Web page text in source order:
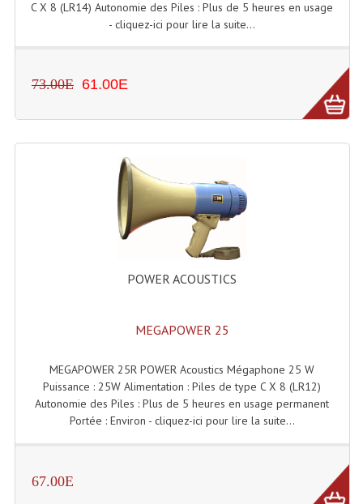
Machines À Brouillard
Machines À Effet Brouillard
Machines À Fumée Lourde
Machines À Mousse, Neige, Liquides
Liquide À Bulles
Liquide À Neige
Liquides À Mousse
C X 8 (LR14) Autonomie des Piles : Plus de 5 heures en usage
- cliquez-ici pour lire la suite...
73.00E 61.00E
POWER ACOUSTICS
MEGAPOWER 25
MEGAPOWER 25R POWER Acoustics Mégaphone 25 W
Puissance : 25W Alimentation : Piles de type C X 8 (LR12)
Autonomie des Piles : Plus de 5 heures en usage permanent
Portée : Environ - cliquez-ici pour lire la suite...
67.00E